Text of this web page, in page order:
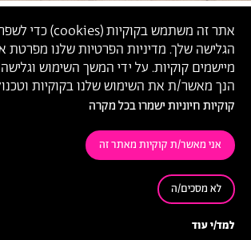
אתר זה משתמש בקוקיות (cookies) כדי
הגלישה שלך. מדיניות הפרטיות שלנו מפרטת
מיישמים קוקיות. על ידי המשך השימוש
הנך מאשר/ת את השימוש שלנו בקוקיות
קוקיות חיוניות ישמרו בכל מקרה
אני מאשר/ת קוקיות מאתר זה
לא מסכים/ה
למד/י עוד
אניעם דרעי, קונסטלציה, 2021 (צילום: דניאל חנוך)